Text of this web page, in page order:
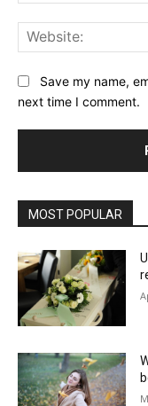
Save my name,
next time I comment.
MOST POPULAR